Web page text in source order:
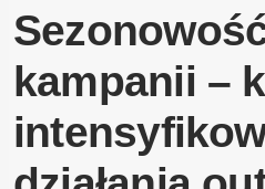
kampanii –